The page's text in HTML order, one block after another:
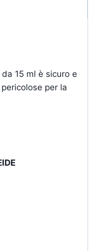
15 ml è sicuro e
per la